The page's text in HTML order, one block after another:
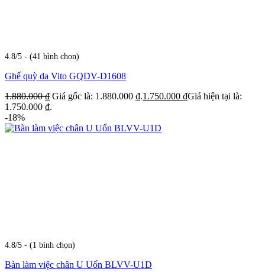
4.8/5 - (41 bình chọn)
Ghế quỳ da Vito GQDV-D1608
1.880.000₫ Giá gốc là: 1.880.000 ₫.1.750.000 ₫Giá hiện tại là:
1.750.000 ₫.
-18%
4.8/5 - (1 bình chọn)
Bàn làm việc chân U Uốn BLVV-U1D